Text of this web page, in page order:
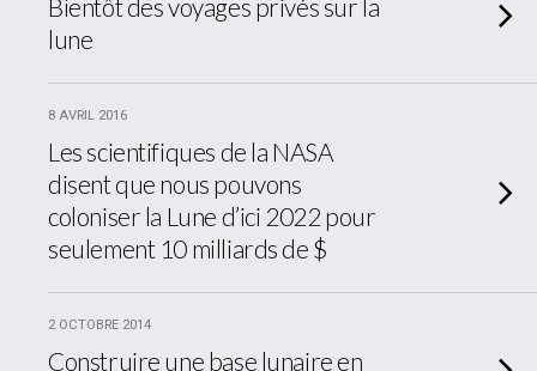
Bientôt des voyages privés sur la
lune
8 AVRIL 2016
Les scientifiques de la NASA
disent que nous pouvons
coloniser la Lune d’ici 2022 pour
seulement 10 milliards de $
2 OCTOBRE 2014
Construire une base lunaire en